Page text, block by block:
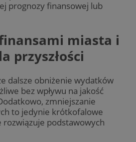
prognozy finansowej lub
miasta i
przyszłości
dalsze obniżenie wydatków
bez wpływu na jakość
zmniejszanie
to jedynie krótkofalowe
podstawowych